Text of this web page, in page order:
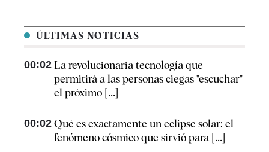
ÚLTIMAS NOTICIAS
00:02 La revolucionaria tecnología que
permitirá a las personas ciegas "escuchar"
el próximo [...]
00:02 Qué es exactamente un eclipse solar: el
fenómeno cósmico que sirvió para [...]